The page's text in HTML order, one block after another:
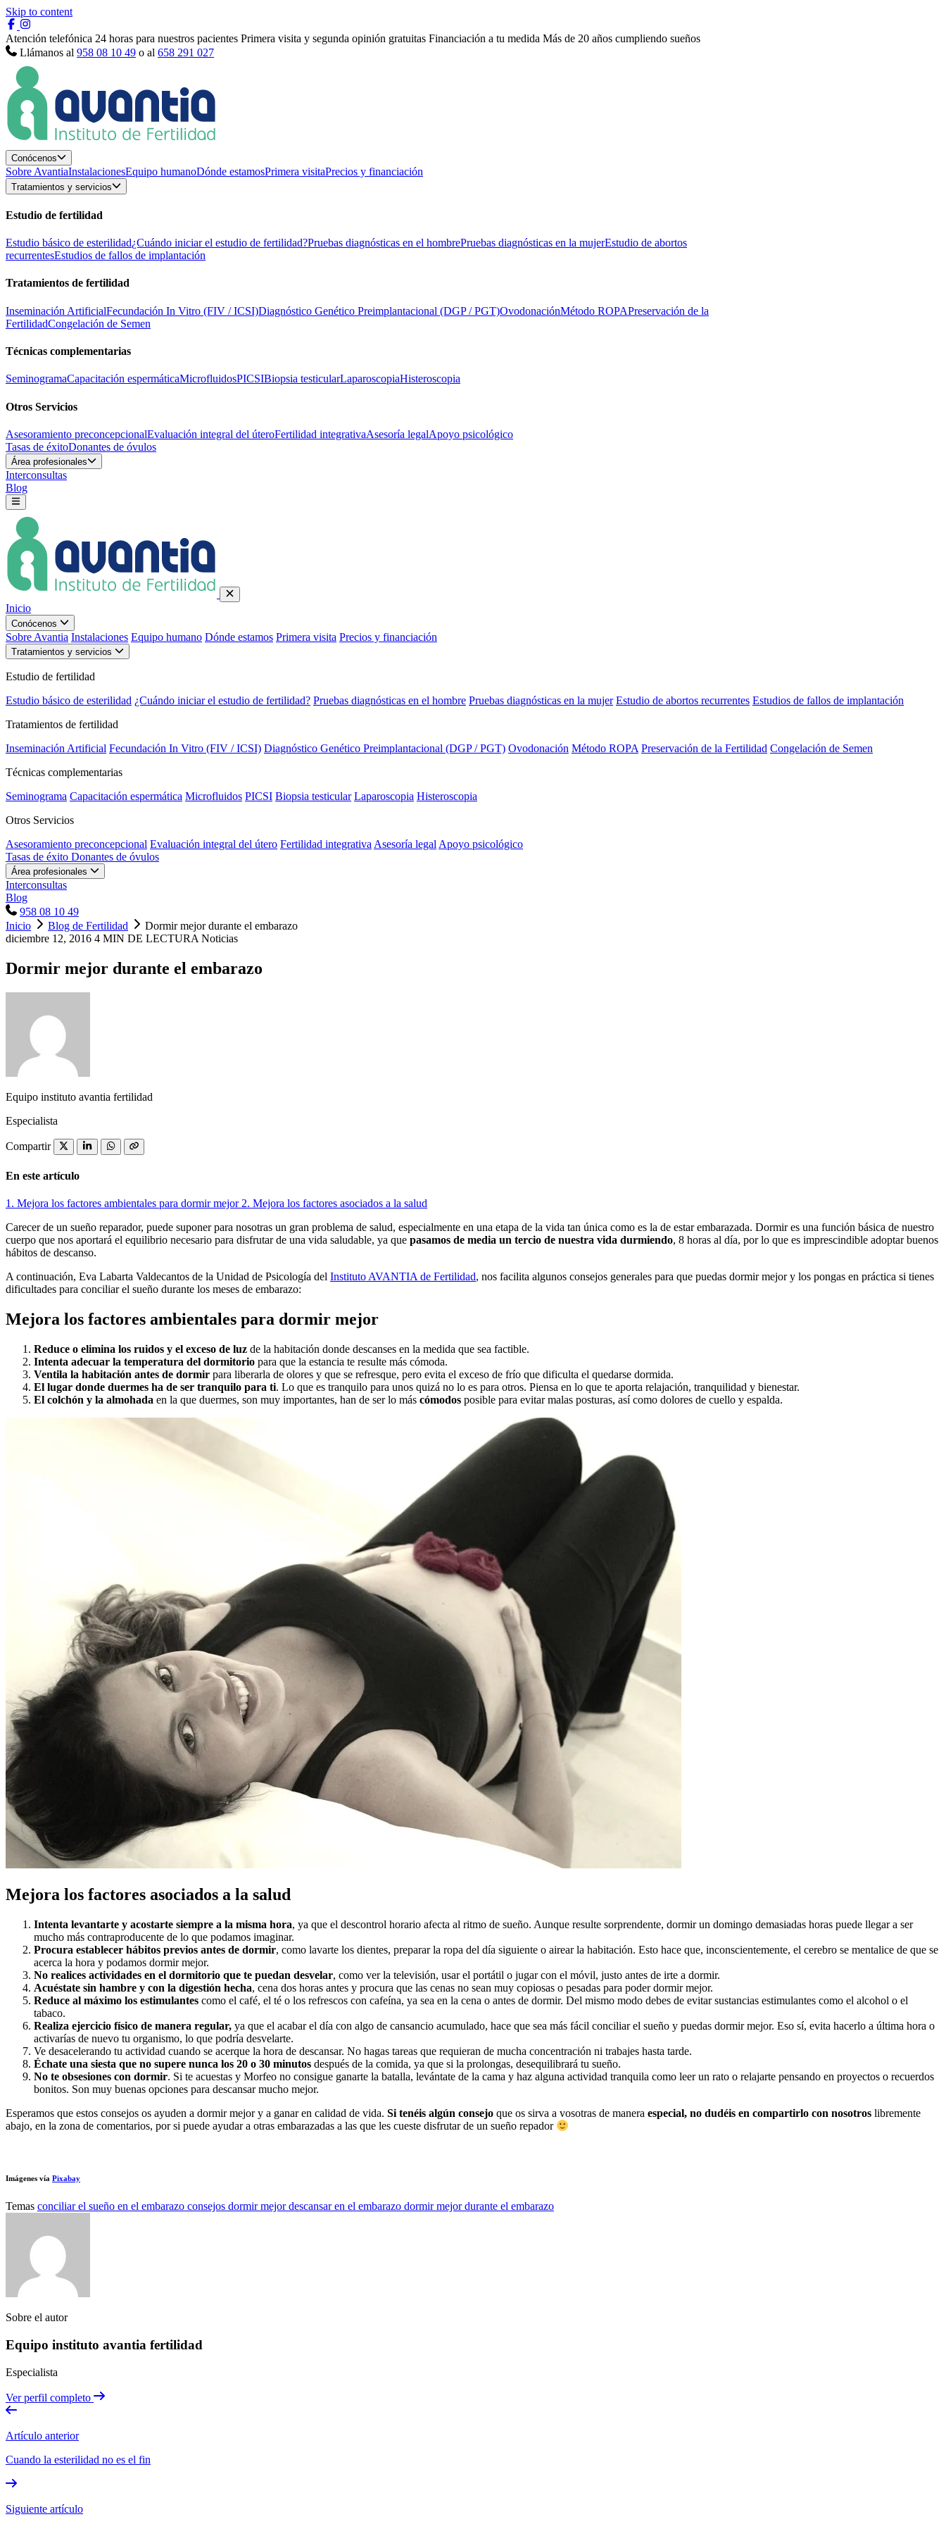
Skip to content
Atención telefónica 24 horas para nuestros pacientes Primera visita y segunda opinión gratuitas Financiación a tu medida Más de 20 años cumpliendo sueños
Llámanos al 958 08 10 49 o al 658 291 027
Conócenos
Sobre AvantiaInstalacionesEquipo humanoDónde estamosPrimera visitaPrecios y financiación
Tratamientos y servicios
Estudio de fertilidad
Estudio básico de esterilidad¿Cuándo iniciar el estudio de fertilidad?Pruebas diagnósticas en el hombrePruebas diagnósticas en la mujerEstudio de abortos
recurrentesEstudios de fallos de implantación
Tratamientos de fertilidad
Inseminación ArtificialFecundación In Vitro (FIV / ICSI)Diagnóstico Genético Preimplantacional (DGP / PGT)OvodonaciónMétodo ROPAPreservación de la
FertilidadCongelación de Semen
Técnicas complementarias
SeminogramaCapacitación espermáticaMicrofluidosPICSIBiopsia testicularLaparoscopiaHisteroscopia
Otros Servicios
Asesoramiento preconcepcionalEvaluación integral del úteroFertilidad integrativaAsesoría legalApoyo psicológico
Tasas de éxitoDonantes de óvulos
Área profesionales
Interconsultas
Blog
Inicio
Conócenos
Sobre Avantia Instalaciones Equipo humano Dónde estamos Primera visita Precios y financiación
Tratamientos y servicios
Estudio de fertilidad
Estudio básico de esterilidad ¿Cuándo iniciar el estudio de fertilidad? Pruebas diagnósticas en el hombre Pruebas diagnósticas en la mujer Estudio de abortos recurrentes Estudios de fallos de implantación
Tratamientos de fertilidad
Inseminación Artificial Fecundación In Vitro (FIV / ICSI) Diagnóstico Genético Preimplantacional (DGP / PGT) Ovodonación Método ROPA Preservación de la Fertilidad Congelación de Semen
Técnicas complementarias
Seminograma Capacitación espermática Microfluidos PICSI Biopsia testicular Laparoscopia Histeroscopia
Otros Servicios
Asesoramiento preconcepcional Evaluación integral del útero Fertilidad integrativa Asesoría legal Apoyo psicológico
Tasas de éxito Donantes de óvulos
Área profesionales
Interconsultas
Blog
958 08 10 49
Inicio
Blog de Fertilidad
Dormir mejor durante el embarazo
diciembre 12, 2016 4 MIN DE LECTURA Noticias
Dormir mejor durante el embarazo
Equipo instituto avantia fertilidad
Especialista
Compartir
En este artículo
1. Mejora los factores ambientales para dormir mejor 2. Mejora los factores asociados a la salud
Carecer de un sueño reparador, puede suponer para nosotras un gran problema de salud, especialmente en una etapa de la vida tan única como es la de estar embarazada. Dormir es una función básica de nuestro
cuerpo que nos aportará el equilibrio necesario para disfrutar de una vida saludable, ya que pasamos de media un tercio de nuestra vida durmiendo, 8 horas al día, por lo que es imprescindible adoptar buenos
hábitos de descanso.
A continuación, Eva Labarta Valdecantos de la Unidad de Psicología del Instituto AVANTIA de Fertilidad, nos facilita algunos consejos generales para que puedas dormir mejor y los pongas en práctica si tienes
dificultades para conciliar el sueño durante los meses de embarazo:
Mejora los factores ambientales para dormir mejor
Reduce o elimina los ruidos y el exceso de luz de la habitación donde descanses en la medida que sea factible.
Intenta adecuar la temperatura del dormitorio para que la estancia te resulte más cómoda.
Ventila la habitación antes de dormir para liberarla de olores y que se refresque, pero evita el exceso de frío que dificulta el quedarse dormida.
El lugar donde duermes ha de ser tranquilo para ti. Lo que es tranquilo para unos quizá no lo es para otros. Piensa en lo que te aporta relajación, tranquilidad y bienestar.
El colchón y la almohada en la que duermes, son muy importantes, han de ser lo más cómodos posible para evitar malas posturas, así como dolores de cuello y espalda.
Mejora los factores asociados a la salud
Intenta levantarte y acostarte siempre a la misma hora, ya que el descontrol horario afecta al ritmo de sueño. Aunque resulte sorprendente, dormir un domingo demasiadas horas puede llegar a ser
mucho más contraproducente de lo que podamos imaginar.
Procura establecer hábitos previos antes de dormir, como lavarte los dientes, preparar la ropa del día siguiente o airear la habitación. Esto hace que, inconscientemente, el cerebro se mentalice de que se
acerca la hora y podamos dormir mejor.
No realices actividades en el dormitorio que te puedan desvelar, como ver la televisión, usar el portátil o jugar con el móvil, justo antes de irte a dormir.
Acuéstate sin hambre y con la digestión hecha, cena dos horas antes y procura que las cenas no sean muy copiosas o pesadas para poder dormir mejor.
Reduce al máximo los estimulantes como el café, el té o los refrescos con cafeína, ya sea en la cena o antes de dormir. Del mismo modo debes de evitar sustancias estimulantes como el alcohol o el
tabaco.
Realiza ejercicio físico de manera regular, ya que el acabar el día con algo de cansancio acumulado, hace que sea más fácil conciliar el sueño y puedas dormir mejor. Eso sí, evita hacerlo a última hora o
activarías de nuevo tu organismo, lo que podría desvelarte.
Ve desacelerando tu actividad cuando se acerque la hora de descansar. No hagas tareas que requieran de mucha concentración ni trabajes hasta tarde.
Échate una siesta que no supere nunca los 20 o 30 minutos después de la comida, ya que si la prolongas, desequilibrará tu sueño.
No te obsesiones con dormir. Si te acuestas y Morfeo no consigue ganarte la batalla, levántate de la cama y haz alguna actividad tranquila como leer un rato o relajarte pensando en proyectos o recuerdos
bonitos. Son muy buenas opciones para descansar mucho mejor.
Esperamos que estos consejos os ayuden a dormir mejor y a ganar en calidad de vida. Si tenéis algún consejo que os sirva a vosotras de manera especial, no dudéis en compartirlo con nosotros libremente
abajo, en la zona de comentarios, por si puede ayudar a otras embarazadas a las que les cueste disfrutar de un sueño repador
Imágenes vía Pixabay
Temas conciliar el sueño en el embarazo consejos dormir mejordescansar en el embarazo dormir mejor durante el embarazo
Sobre el autor
Equipo instituto avantia fertilidad
Especialista
Ver perfil completo
Artículo anterior
Cuando la esterilidad no es el fin
Siguiente artículo